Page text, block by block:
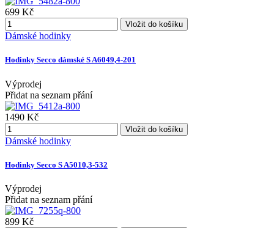
699 Kč
Vložit do košíku
Dámské hodinky
Hodinky Secco dámské S A6049,4-201
Výprodej
Přidat na seznam přání
1490 Kč
Vložit do košíku
Dámské hodinky
Hodinky Secco S A5010,3-532
Výprodej
Přidat na seznam přání
899 Kč